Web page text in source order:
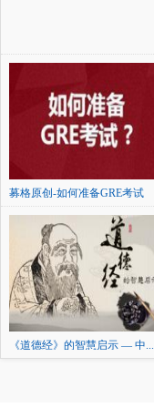
募格原创-如何准备GRE考试
《道德经》的智慧启示 — 中...